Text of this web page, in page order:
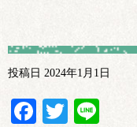
投稿日 2024年1月1日
Facebook
Twitter